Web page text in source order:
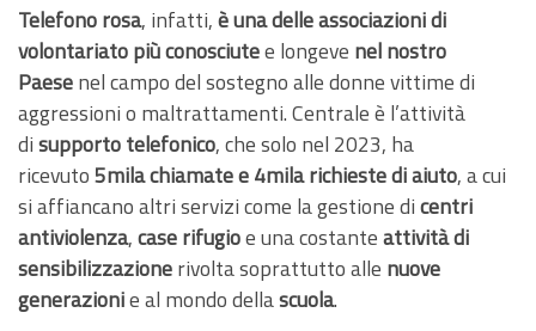
Telefono rosa, infatti,è una delle associazioni di
volontariato più conosciutee longeve nel nostro
Paesenel campo del sostegno alle donne vittime di
aggressioni o maltrattamenti. Centrale è l’attività
disupporto telefonico, che solo nel 2023, ha
ricevuto5mila chiamate e 4mila richieste di aiuto, a cui
si affiancano altri servizi come la gestione dicentri
antiviolenza,case rifugioe una costanteattività di
sensibilizzazionerivolta soprattutto alle nuove
generazionie al mondo dellascuola.